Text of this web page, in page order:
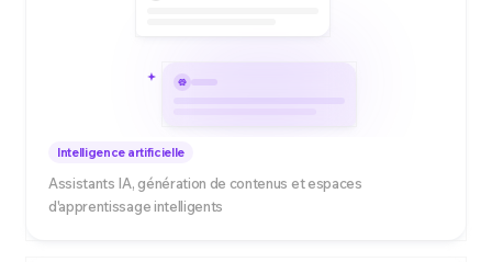
Intelligence artificielle
Assistants IA, génération de contenus et espaces
d'apprentissage intelligents